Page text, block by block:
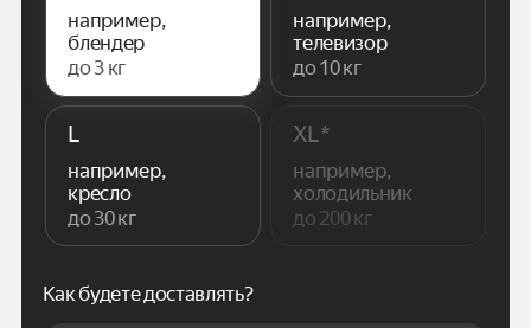
например,
блендер
до 3 кг
например,
телевизор
до 10 кг
L
например,
кресло
до 30 кг
XL*
например,
холодильник
до 200 кг
Как будете доставлять?